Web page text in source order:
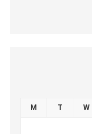
M T W